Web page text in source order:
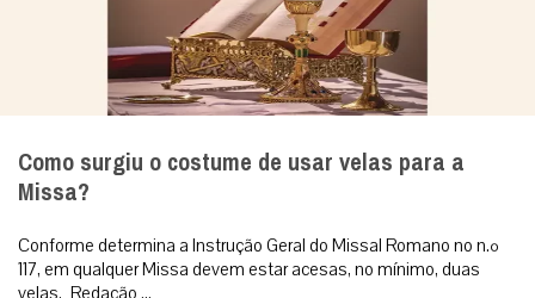
Como surgiu o costume de usar velas para a
Missa?
Conforme determina a Instrução Geral do Missal Romano no n.º
117, em qualquer Missa devem estar acesas, no mínimo, duas
velas. Redação ...